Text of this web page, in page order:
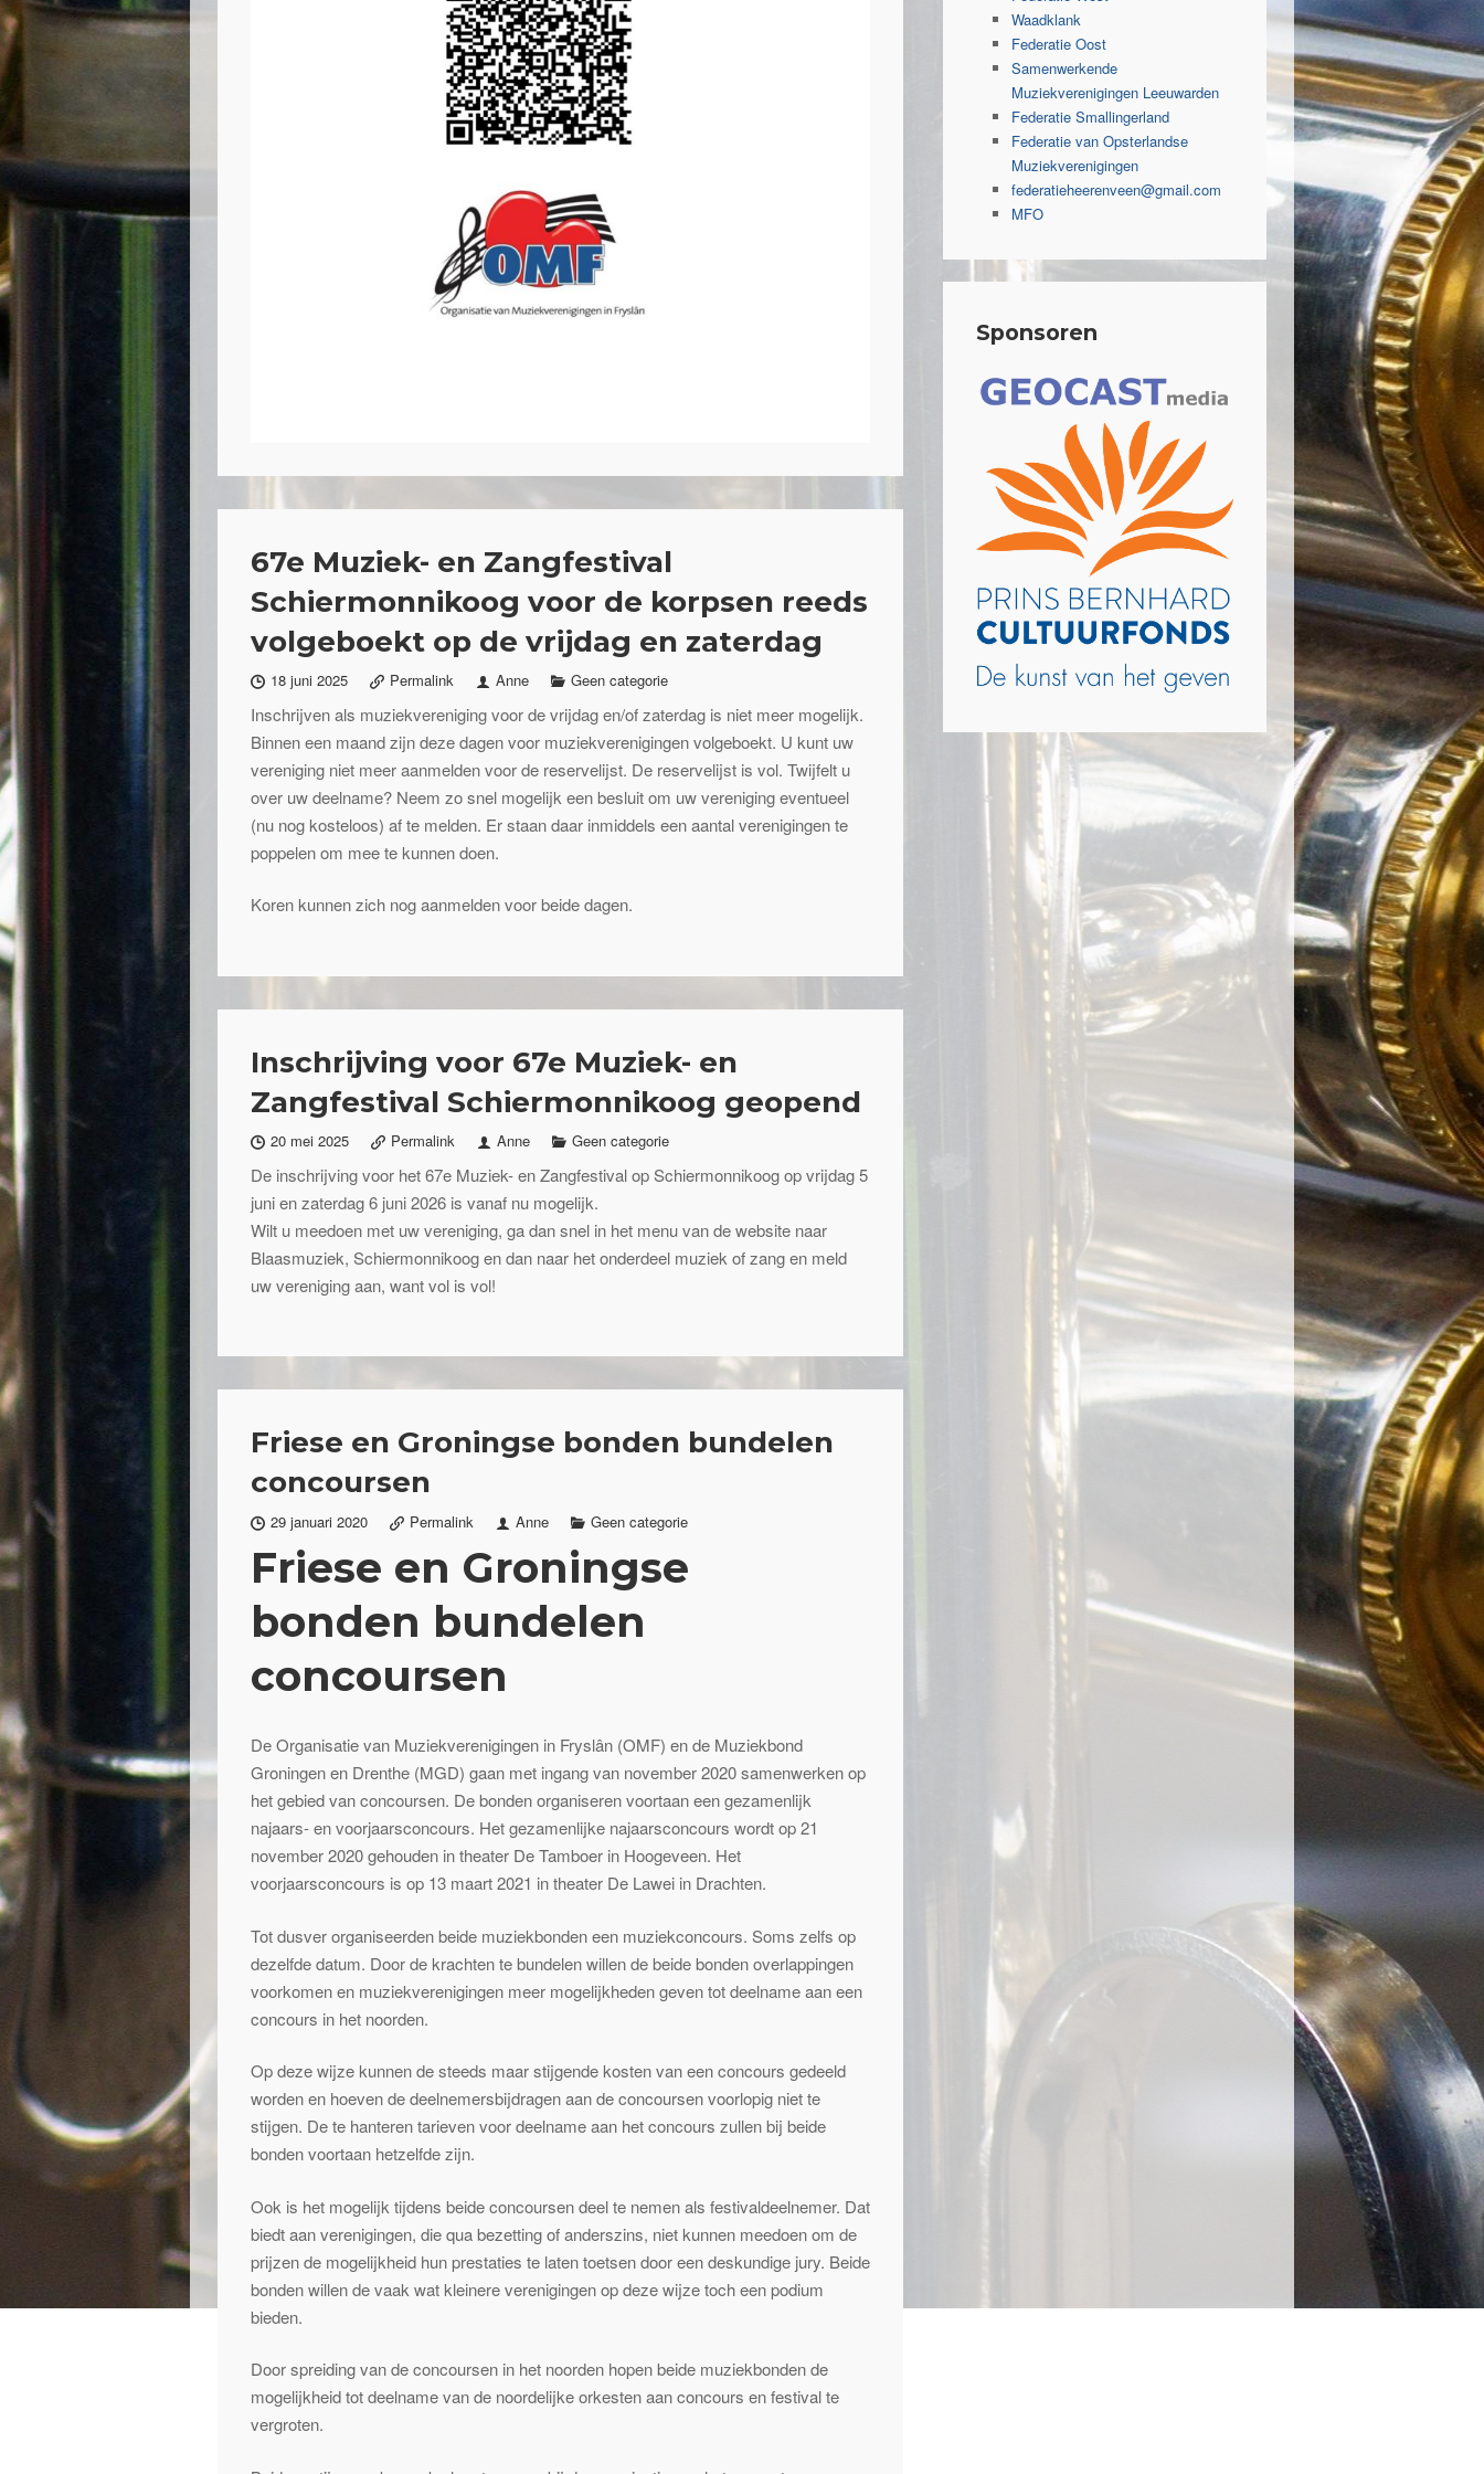
67e Muziek- en Zangfestival
Schiermonnikoog voor de korpsen reeds
volgeboekt op de vrijdag en zaterdag
18 juni 2025 Permalink Anne Geen categorie
Inschrijven als muziekvereniging voor de vrijdag en/of zaterdag is niet meer mogelijk.
Binnen een maand zijn deze dagen voor muziekverenigingen volgeboekt. U kunt uw
vereniging niet meer aanmelden voor de reservelijst. De reservelijst is vol. Twijfelt u
over uw deelname? Neem zo snel mogelijk een besluit om uw vereniging eventueel
(nu nog kosteloos) af te melden. Er staan daar inmiddels een aantal verenigingen te
poppelen om mee te kunnen doen.
Koren kunnen zich nog aanmelden voor beide dagen.
Inschrijving voor 67e Muziek- en
Zangfestival Schiermonnikoog geopend
20 mei 2025 Permalink Anne Geen categorie
De inschrijving voor het 67e Muziek- en Zangfestival op Schiermonnikoog op vrijdag 5
juni en zaterdag 6 juni 2026 is vanaf nu mogelijk.
Wilt u meedoen met uw vereniging, ga dan snel in het menu van de website naar
Blaasmuziek, Schiermonnikoog en dan naar het onderdeel muziek of zang en meld
uw vereniging aan, want vol is vol!
Friese en Groningse bonden bundelen
concoursen
29 januari 2020 Permalink Anne Geen categorie
Friese en Groningse
bonden bundelen
concoursen
De Organisatie van Muziekverenigingen in Fryslân (OMF) en de Muziekbond
Groningen en Drenthe (MGD) gaan met ingang van november 2020 samenwerken op
het gebied van concoursen. De bonden organiseren voortaan een gezamenlijk
najaars- en voorjaarsconcours. Het gezamenlijke najaarsconcours wordt op 21
november 2020 gehouden in theater De Tamboer in Hoogeveen. Het
voorjaarsconcours is op 13 maart 2021 in theater De Lawei in Drachten.
Tot dusver organiseerden beide muziekbonden een muziekconcours. Soms zelfs op
dezelfde datum. Door de krachten te bundelen willen de beide bonden overlappingen
voorkomen en muziekverenigingen meer mogelijkheden geven tot deelname aan een
concours in het noorden.
Op deze wijze kunnen de steeds maar stijgende kosten van een concours gedeeld
worden en hoeven de deelnemersbijdragen aan de concoursen voorlopig niet te
stijgen. De te hanteren tarieven voor deelname aan het concours zullen bij beide
bonden voortaan hetzelfde zijn.
Ook is het mogelijk tijdens beide concoursen deel te nemen als festivaldeelnemer. Dat
biedt aan verenigingen, die qua bezetting of anderszins, niet kunnen meedoen om de
prijzen de mogelijkheid hun prestaties te laten toetsen door een deskundige jury. Beide
bonden willen de vaak wat kleinere verenigingen op deze wijze toch een podium
bieden.
Door spreiding van de concoursen in het noorden hopen beide muziekbonden de
mogelijkheid tot deelname van de noordelijke orkesten aan concours en festival te
vergroten.
Waadklank
Federatie Oost
Samenwerkende
Muziekverenigingen Leeuwarden
Federatie Smallingerland
Federatie van Opsterlandse
Muziekverenigingen
federatieheerenveen@gmail.com
MFO
Sponsoren